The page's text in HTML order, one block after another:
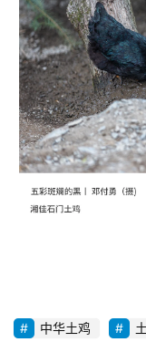
首
中华土鸡